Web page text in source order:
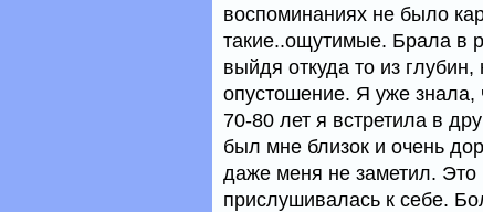
воспоминаниях не было
такие..ощутимые. Брала в
выйдя откуда то из
опустошение. Я уже знала,
70-80 лет я встретила в
был мне близок и очень
даже меня не заметил.
прислушивалась к себе.